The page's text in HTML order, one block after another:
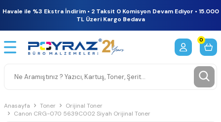
Havale ile %3 Ekstra İndirim • 2 Taksit 0 Komisyon Devam Ediyor • 15.000
TL Üzeri Kargo Bedava
0
Anasayfa Toner
Orijinal Toner
Canon CRG-070 5639C002 Siyah Orijinal Toner